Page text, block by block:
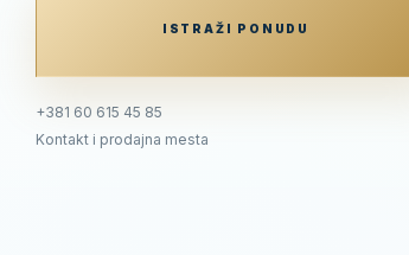
ISTRAŽI PONUDU
+381 60 615 45 85
Kontakt i prodajna mesta